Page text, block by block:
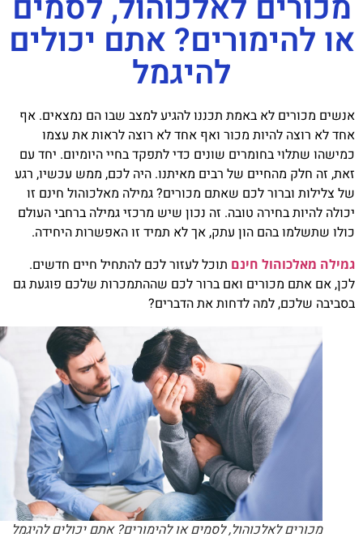
להימורים? אתם יכולים
להיגמל
מכורים לא באמת תכננו להגיע למצב שבו הם נמצאים. אף
לא רוצה להיות מכור ואף אחד לא רוצה לראות את עצמו
שתלוי בחומרים שונים כדי לתפקד בחיי היומיום. יחד עם
זה חלק מהחיים של רבים מאיתנו. היה לכם, ממש עכשיו, רגע
וברור לכם שאתם מכורים? גמילה מאלכוהול חינם זו
להיות בחירה טובה. זה נכון שיש מרכזי גמילה ברחבי העולם
שתשלמו בהם הון עתק, אך לא תמיד זו האפשרות היחידה.
מאלכוהול חינםתוכל לעזור לכם להתחיל חיים חדשים.
אם אתם מכורים ואם ברור לכם שההתמכרות שלכם פוגעת גם
שלכם, למה לדחות את הדברים?
מכורים לאלכוהול, לסמים או להימורים? אתם יכולים להיגמל